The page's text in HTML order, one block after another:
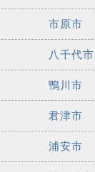
市原市
八千代市
鴨川市
君津市
浦安市